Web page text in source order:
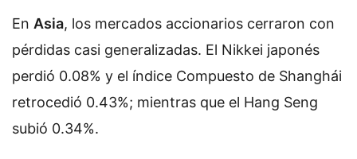
En Asia, los mercados accionarios cerraron con
pérdidas casi generalizadas. El Nikkei japonés
perdió 0.08% y el índice Compuesto de Shanghái
retrocedió 0.43%; mientras que el Hang Seng
subió 0.34%.